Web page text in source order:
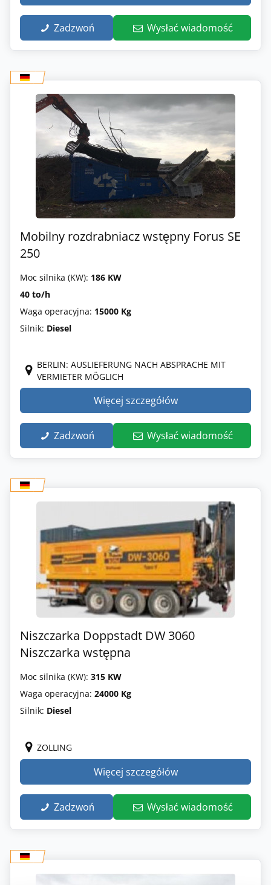
Zadzwoń Wysłać wiadomość
Mobilny rozdrabniacz wstępny Forus SE
250
Moc silnika (KW): 186 KW
40 to/h
Waga operacyjna: 15000 Kg
Silnik: Diesel
BERLIN: AUSLIEFERUNG NACH ABSPRACHE MIT
VERMIETER MÖGLICH
Więcej szczegółów
Zadzwoń Wysłać wiadomość
Niszczarka Doppstadt DW 3060
Niszczarka wstępna
Moc silnika (KW): 315 KW
Waga operacyjna: 24000 Kg
Silnik: Diesel
ZOLLING
Więcej szczegółów
Zadzwoń Wysłać wiadomość